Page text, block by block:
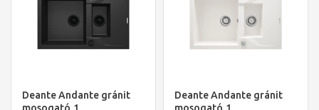
Deante Andante gránit
Deante Andante gránit